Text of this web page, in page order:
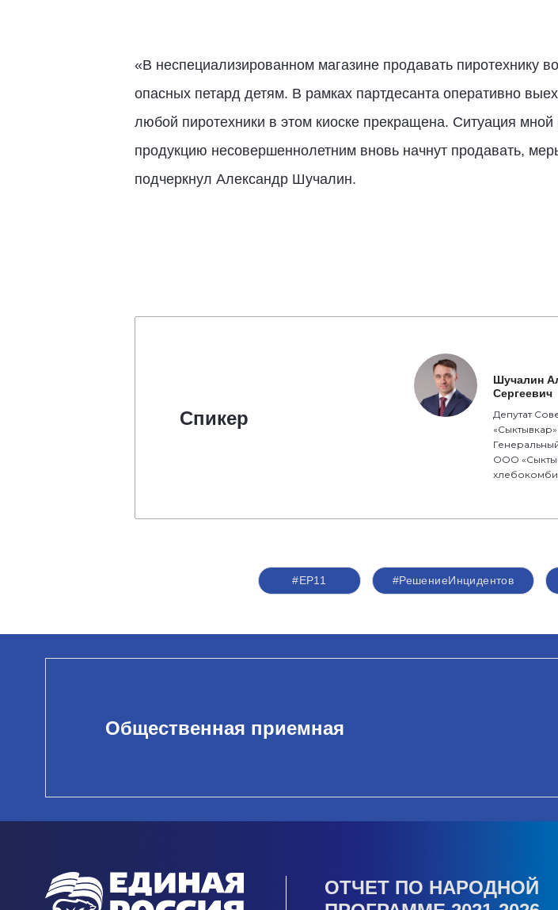
«В неспециализированном магазине продавать
опасных петард детям. В рамках партдесанта оперативно
любой пиротехники в этом киоске прекращена. Ситуация
продукцию несовершеннолетним вновь начнут продавать,
подчеркнул Александр Шучалин.
Спикер
Шучалин
Сергеевич
Депутат
ООО
#ЕР11 #РешениеИнцидентов
Общественная приемная
ОТЧЕТ ПО НАРОДНОЙ